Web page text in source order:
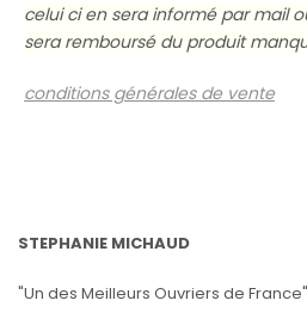
celui ci en sera informé par mail
sera remboursé du produit
conditions générales de vente
STEPHANIE MICHAUD
"Un des Meilleurs Ouvriers de